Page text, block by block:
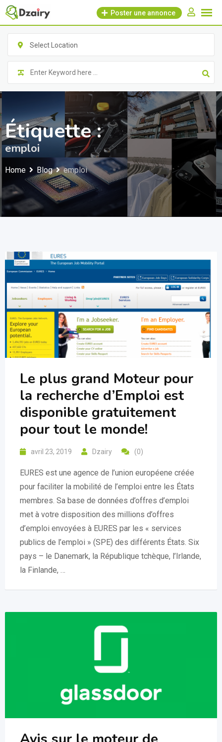
Skip
content
Poster une annonce
Select Location
Étiquette :
emploi
Home Blog emploi
Le plus grand Moteur pour
la recherche d’Emploi est
disponible gratuitement
pour tout le monde!
avril 23, 2019 Dzairy (0)
EURES est une agence de l’union européene créée
pour faciliter la mobilité de l’emploi entre les États
membres. Sa base de données d’offres d’emploi
met à votre disposition des millions d’offres
d’emploi envoyées à EURES par les « services
publics de l’emploi » (SPE) des différents États. Six
pays – le Danemark, la République tchèque, l’Irlande,
la Finlande, …